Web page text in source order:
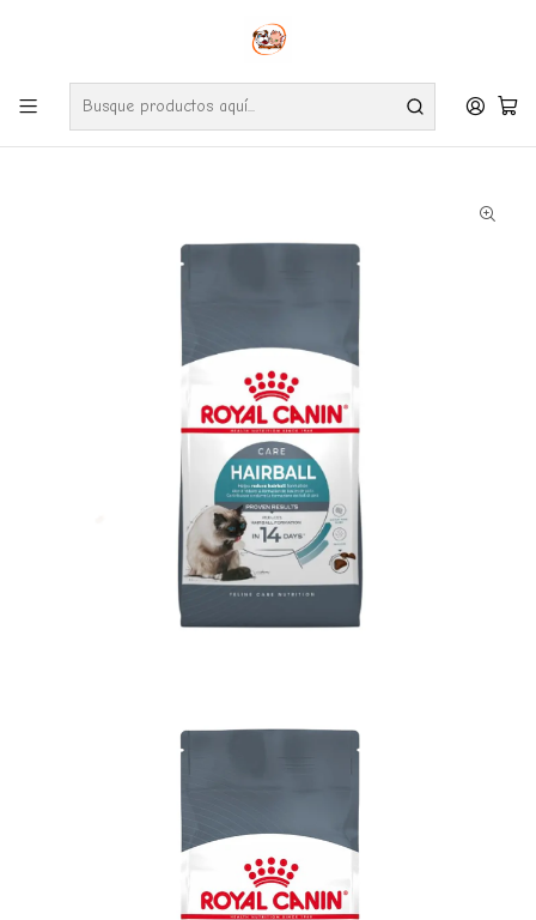
Envíos gratuitos por compras desde $24.990 en la RM (Comunas informadas
Ve nuestras zonas de cobertura diaria.
Inicio Gatos Alimentos
Royal Canin Gato Hairball Care 1.5 Kg